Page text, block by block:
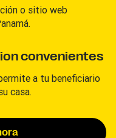
o sitio web
convenientes
a tu beneficiario
casa.